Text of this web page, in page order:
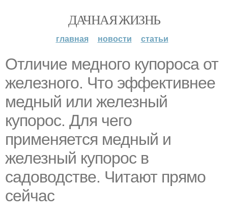
ДАЧНАЯ ЖИЗНЬ
главная новости статьи
Отличие медного купороса от
железного. Что эффективнее
медный или железный
купорос. Для чего
применяется медный и
железный купорос в
садоводстве. Читают прямо
сейчас